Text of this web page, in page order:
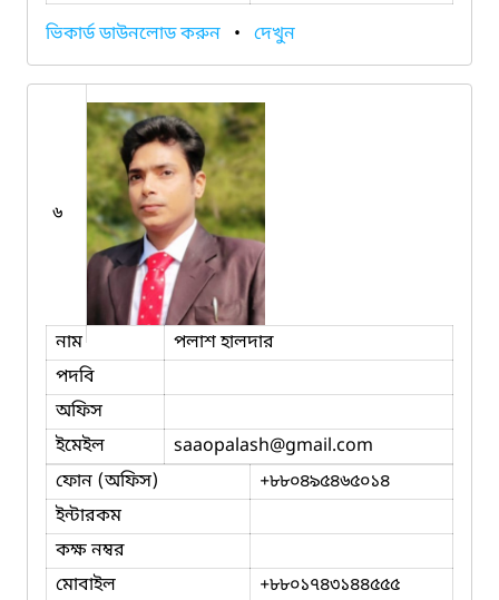
ভিকার্ড ডাউনলোড করুন • দেখুন
৬
নাম
পলাশ হালদার
পদবি
অফিস
ইমেইল
saaopalash@gmail.com
ফোন (অফিস)
+৮৮০৪৯৫৪৬৫০১৪
ইন্টারকম
কক্ষ নম্বর
মোবাইল
+৮৮০১৭৪৩১৪৪৫৫৫